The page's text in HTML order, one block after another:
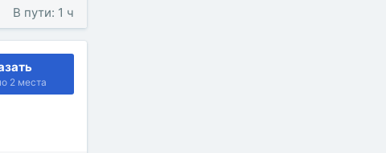
В пути: 1 ч
2 места